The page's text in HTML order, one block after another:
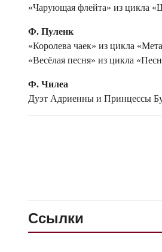
«Чарующая флейта» из цикла
Ф. Пуленк
«Королева чаек» из цикла
«Весёлая песня» из цикла
Ф. Чилеа
Дуэт Адриенны и Принцессы
Ссылки